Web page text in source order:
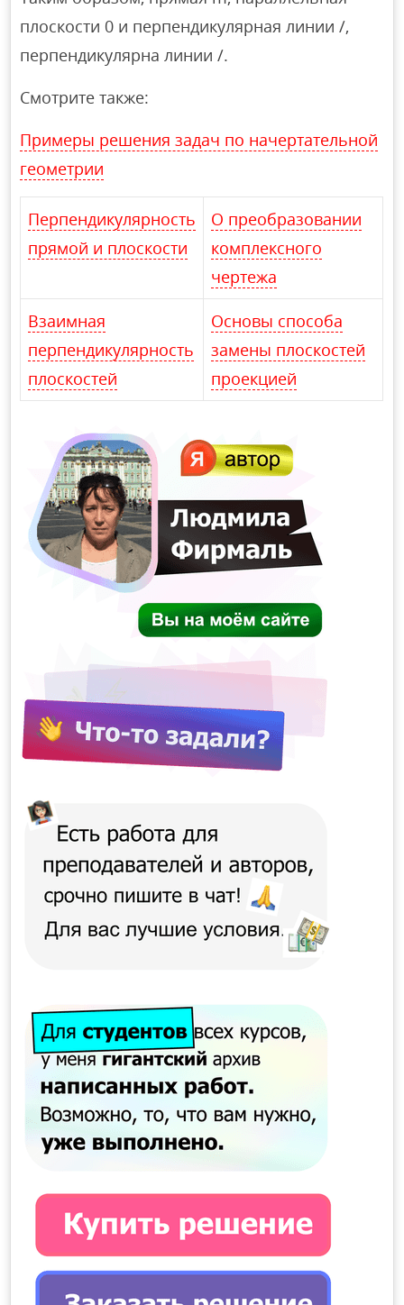
плоскости 0 и перпендикулярная линии /,
перпендикулярна линии /.
Смотрите также:
Примеры решения задач по начертательной
геометрии
Перпендикулярность
прямой и плоскости
О преобразовании
комплексного
чертежа
Взаимная
перпендикулярность
плоскостей
Основы способа
замены плоскостей
проекцией